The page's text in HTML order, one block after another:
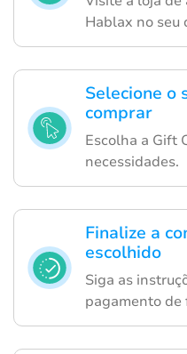
Hablax no seu
Selecione o
comprar
Escolha a Gift
necessidades.
Finalize a
escolhido
Siga as
pagamento de